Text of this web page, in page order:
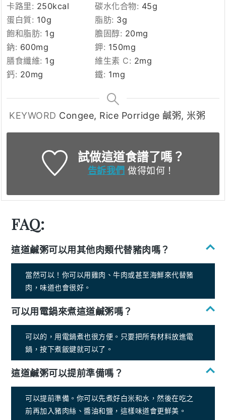
卡路里: 250kcal 碳水化合物: 45g
蛋白質: 10g 脂肪: 3g
飽和脂肪: 1g 膽固醇: 20mg
鈉: 600mg 鉀: 150mg
膳食纖維: 1g 維生素 C: 2mg
鈣: 20mg 鐵: 1mg
KEYWORD Congee, Rice Porridge 鹹粥, 米粥
試做這道食譜了嗎？
告訴我們 做得如何！
FAQ:
這道鹹粥可以用其他肉類代替豬肉嗎？
當然可以！你可以用雞肉、牛肉或甚至海鮮來代替豬
肉，味道也會很好。
可以用電鍋來煮這道鹹粥嗎？
可以的，用電鍋煮也很方便。只要把所有材料放進電
鍋，按下煮飯鍵就可以了。
這道鹹粥可以提前準備嗎？
可以提前準備。你可以先煮好白米和水，然後在吃之
前再加入豬肉絲、醬油和鹽，這樣味道會更鮮美。